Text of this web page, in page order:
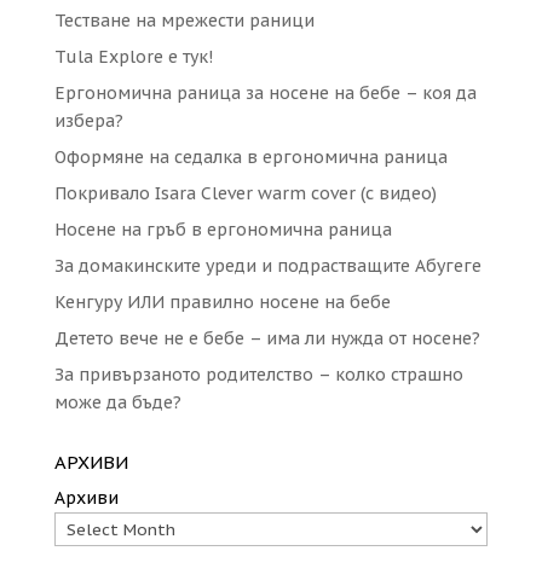
Тестване на мрежести раници
Tula Explore е тук!
Eргономична раница за носене на бебе – коя да
избера?
Оформяне на седалка в ергономична раница
Покривало Isara Clever warm cover (с видео)
Носене на гръб в ергономична раница
За домакинските уреди и подрастващите Абугеге
Кенгуру ИЛИ правилно носене на бебе
Детето вече не е бебе – има ли нужда от носене?
За привързаното родителство – колко страшно
може да бъде?
АРХИВИ
Архиви